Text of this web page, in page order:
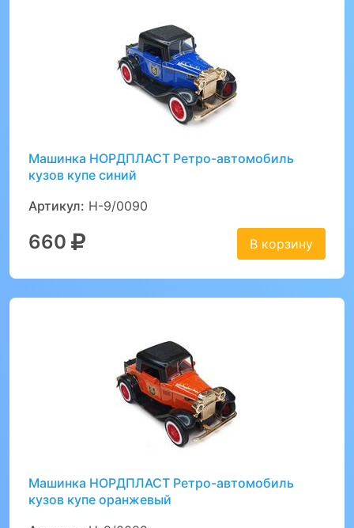
Машинка НОРДПЛАСТ Ретро-автомобиль
кузов купе синий
Артикул: Н-9/0090
660 В корзину
Машинка НОРДПЛАСТ Ретро-автомобиль
кузов купе оранжевый